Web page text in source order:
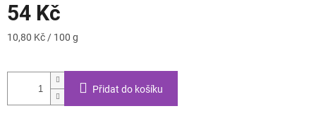
54 Kč
Měrná
10,80 Kč / 100 g
Přidat do košíku